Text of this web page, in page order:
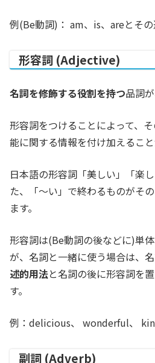
例(Be動詞)： am、is、areとそ
形容詞 (Adjective)
名詞を修飾する役割を持つ品詞
形容詞をつけることによって、
能に関する情報を付け加えること
日本語の形容詞「美しい」「楽
た、「〜い」で終わるものがそ
ます。
形容詞は(Be動詞の後などに)単
が、名詞と一緒に使う場合は、
述的用法と名詞の後に形容詞を置
す。
例：delicious、 wonderful、
副詞 (Adverb)